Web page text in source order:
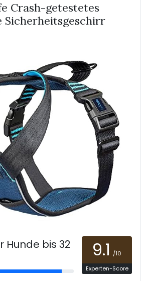
Crash-getestetes
Sicherheitsgeschirr
Hunde bis 32
9.1 /10
Experten-Score